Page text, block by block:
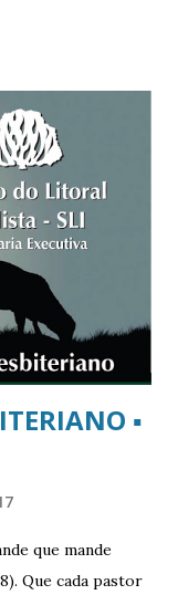
SE/SLI
▪
que mande
Que cada pastor